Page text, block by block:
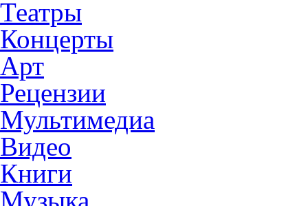
Театры
Концерты
Арт
Рецензии
Мультимедиа
Видео
Книги